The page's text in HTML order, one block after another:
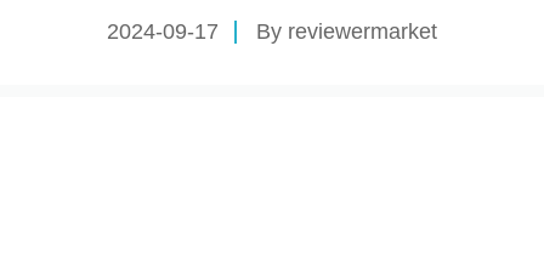
2024-09-17 By reviewermarket